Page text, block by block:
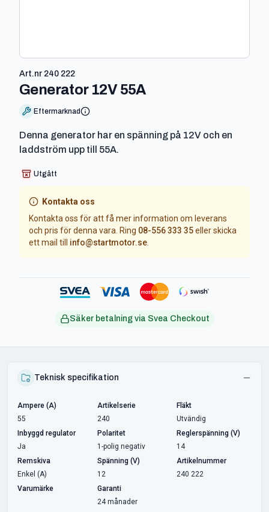
Art.nr 240 222
Generator 12V 55A-
Eftermarknad
Denna generator har en spänning på 12V och en
laddström upp till 55A.
Utgått
Kontakta oss
Kontakta oss för att få mer information om leverans
och pris för denna vara. Ring 08-556 333 35eller skicka
ett mail till
info@startmotor.se
Säker betalning via Svea Checkout
Teknisk specifikation
Ampere (A)
55
Artikelserie
240
Fläkt
Utvändig
Inbyggd regulator
Ja
Polaritet
1-polig negativ
Reglerspänning (V)
14
Remskiva
Enkel (A)
Spänning (V)
12
Artikelnummer
240 222
Varumärke
Garanti
24 månader